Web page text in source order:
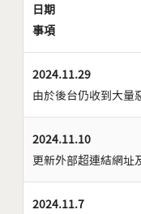
日期
事項
2024.11.29
由於後台仍收到大量
2024.11.10
更新外部超連結網址
2024.11.7